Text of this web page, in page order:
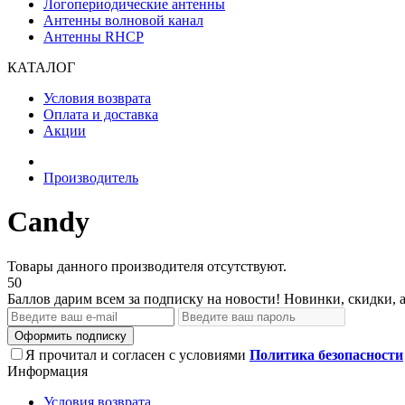
Логопериодические антенны
Антенны волновой канал
Антенны RHCP
КАТАЛОГ
Условия возврата
Оплата и доставка
Акции
Производитель
Candy
Товары данного производителя отсутствуют.
50
Баллов дарим всем за подписку на новости! Новинки, скидки,
Оформить подписку
Я прочитал и согласен с условиями Политика безопасности
Информация
Условия возврата